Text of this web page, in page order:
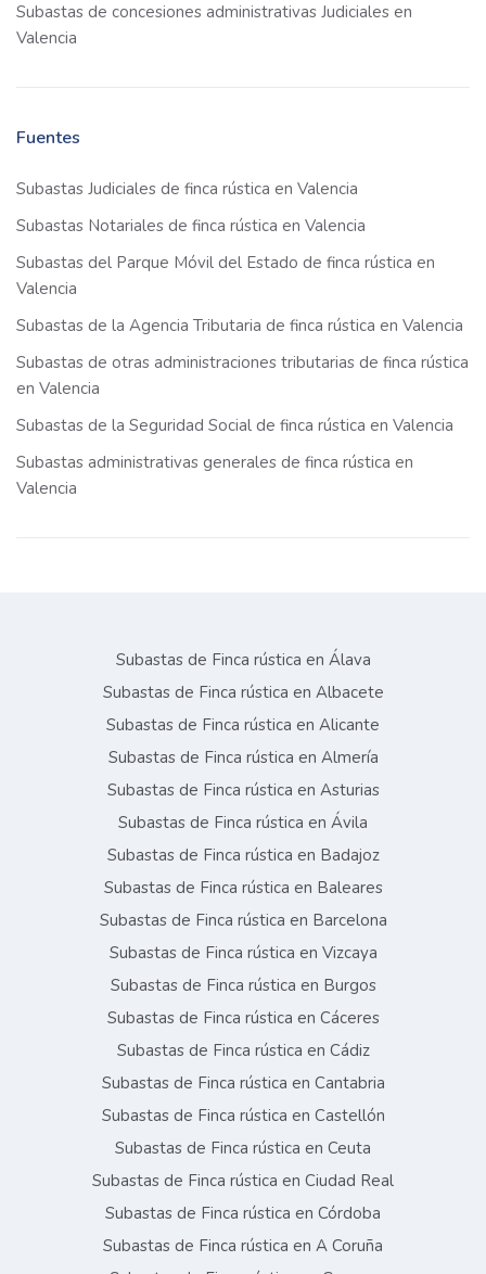
Subastas de concesiones administrativas Judiciales en
Valencia
Fuentes
Subastas Judiciales de finca rústica en Valencia
Subastas Notariales de finca rústica en Valencia
Subastas del Parque Móvil del Estado de finca rústica en
Valencia
Subastas de la Agencia Tributaria de finca rústica en Valencia
Subastas de otras administraciones tributarias de finca rústica
en Valencia
Subastas de la Seguridad Social de finca rústica en Valencia
Subastas administrativas generales de finca rústica en
Valencia
Subastas de Finca rústica en Álava
Subastas de Finca rústica en Albacete
Subastas de Finca rústica en Alicante
Subastas de Finca rústica en Almería
Subastas de Finca rústica en Asturias
Subastas de Finca rústica en Ávila
Subastas de Finca rústica en Badajoz
Subastas de Finca rústica en Baleares
Subastas de Finca rústica en Barcelona
Subastas de Finca rústica en Vizcaya
Subastas de Finca rústica en Burgos
Subastas de Finca rústica en Cáceres
Subastas de Finca rústica en Cádiz
Subastas de Finca rústica en Cantabria
Subastas de Finca rústica en Castellón
Subastas de Finca rústica en Ceuta
Subastas de Finca rústica en Ciudad Real
Subastas de Finca rústica en Córdoba
Subastas de Finca rústica en A Coruña